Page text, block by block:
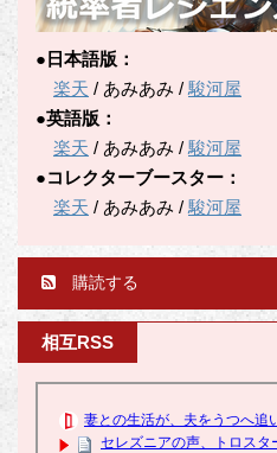
●日本語版：
楽天 / あみあみ / 駿河屋
●英語版：
楽天 / あみあみ / 駿河屋
●コレクターブースター：
楽天 / あみあみ / 駿河屋
購読する
相互RSS